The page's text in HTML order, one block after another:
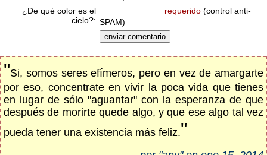
¿De qué color es el
cielo?:
requerido (control anti-
SPAM)
"Si, somos seres efímeros, pero en vez de amargarte
por eso, concentrate en vivir la poca vida que tienes
en lugar de sólo "aguantar" con la esperanza de que
después de morirte quede algo, y que ese algo tal vez
pueda tener una existencia más feliz."